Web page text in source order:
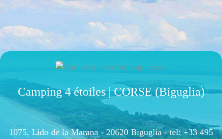
Camping 4 étoiles | CORSE (Biguglia)
1075, Lido de la Marana - 20620 Biguglia - tel: +33 495